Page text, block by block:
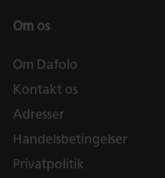
Om os
Om Dafolo
Kontakt os
Adresser
Handelsbetingelser
Privatpolitik